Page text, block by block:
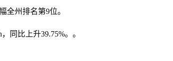
全州排名第9位。
同比上升39.75%。。